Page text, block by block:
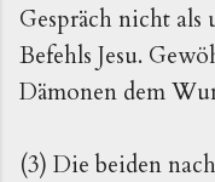
Gespräch nicht als
Befehls Jesu.
Dämonen dem
(3) Die beiden